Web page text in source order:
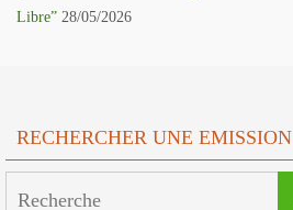
Libre” 28/05/2026
RECHERCHER UNE EMISSION